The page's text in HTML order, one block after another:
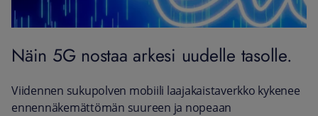
Näin 5G nostaa arkesi uudelle tasolle.
Viidennen sukupolven mobiili laajakaistaverkko kykenee
ennennäkemättömän suureen ja nopeaan